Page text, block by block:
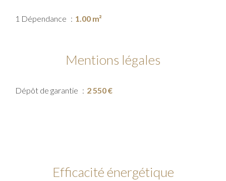
1 Dépendance 1.00 m²
Mentions légales
Dépôt de garantie 2 550 €
Efficacité énergétique